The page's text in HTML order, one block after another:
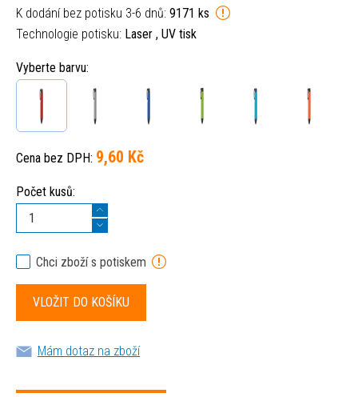
K dodání bez potisku 3-6 dnů: 9171 ks
Technologie potisku: Laser , UV tisk
Vyberte barvu:
Cena bez DPH: 9,60 Kč
Počet kusů:
Chci zboží s potiskem
Mám dotaz na zboží